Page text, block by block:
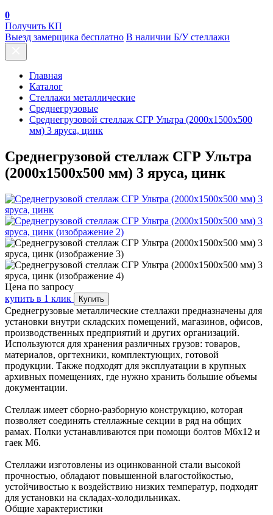
0
Получить КП
Выезд замерщика бесплатно В наличии Б/У стеллажи
Главная
Каталог
Стеллажи металлические
Среднегрузовые
Среднегрузовой стеллаж СГР Ультра (2000х1500х500
мм) 3 яруса, цинк
Среднегрузовой стеллаж СГР Ультра
(2000х1500х500 мм) 3 яруса, цинк
Цена по запросу
купить в 1 клик
Купить
Среднегрузовые металлические стеллажи предназначены для
установки внутри складских помещений, магазинов, офисов,
производственных предприятий и других организаций.
Используются для хранения различных грузов: товаров,
материалов, оргтехники, комплектующих, готовой
продукции. Также подходят для эксплуатации в крупных
архивных помещениях, где нужно хранить большие объемы
документации.
Стеллаж имеет сборно-разборную конструкцию, которая
позволяет соединять стеллажные секции в ряд на общих
рамах. Полки устанавливаются при помощи болтов М6х12 и
гаек М6.
Стеллажи изготовлены из оцинкованной стали высокой
прочностью, обладают повышенной влагостойкостью,
устойчивостью к воздействию низких температур, подходят
для установки на складах-холодильниках.
Общие характеристики